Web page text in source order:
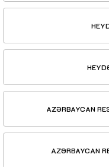
AZƏRBAYCAN
AZƏRBAYCAN